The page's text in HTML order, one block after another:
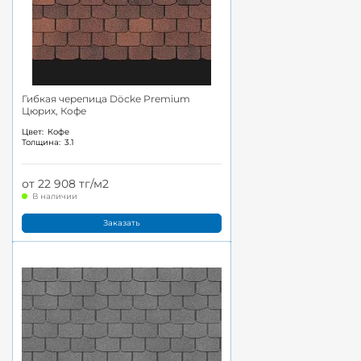
Гибкая черепица Döcke Premium
Цюрих, Кофе
Цвет: Кофе
Толщина: 3.1
от 22 908 тг/м2
В наличии
Заказать